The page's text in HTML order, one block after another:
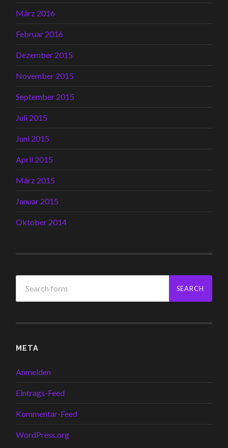
März 2016
Februar 2016
Dezember 2015
November 2015
September 2015
Juli 2015
Juni 2015
April 2015
März 2015
Januar 2015
Oktober 2014
META
Anmelden
Eintrags-Feed
Kommentar-Feed
WordPress.org